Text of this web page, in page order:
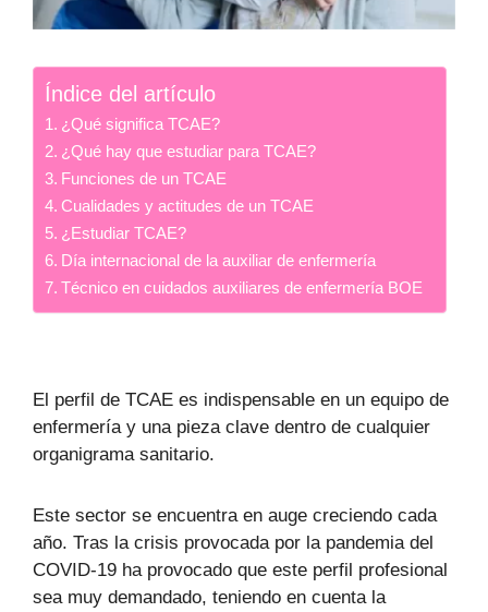
Índice del artículo
¿Qué significa TCAE?
¿Qué hay que estudiar para TCAE?
Funciones de un TCAE
Cualidades y actitudes de un TCAE
¿Estudiar TCAE?
Día internacional de la auxiliar de enfermería
Técnico en cuidados auxiliares de enfermería BOE
El perfil de TCAE es indispensable en un equipo de
enfermería y una pieza clave dentro de cualquier
organigrama sanitario.
Este sector se encuentra en auge creciendo cada
año. Tras la crisis provocada por la pandemia del
COVID-19 ha provocado que este perfil profesional
sea muy demandado, teniendo en cuenta la